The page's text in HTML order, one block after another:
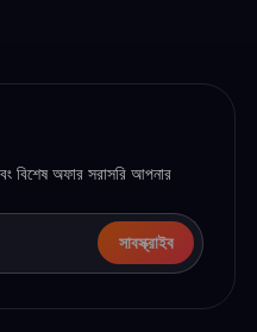
বিশেষ অফার সরাসরি আপনার
সাবস্ক্রাইব